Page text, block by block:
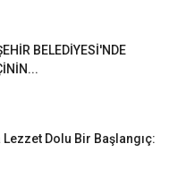
BELEDİYESİ'NDE
Lezzet Dolu Bir Başlangıç: